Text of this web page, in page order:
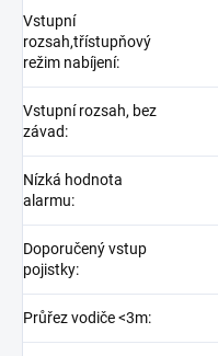
Vstupní
rozsah,třístupňový
režim nabíjení:
Vstupní rozsah, bez
závad:
Nízká hodnota
alarmu:
Doporučený vstup
pojistky:
Průřez vodiče <3m: